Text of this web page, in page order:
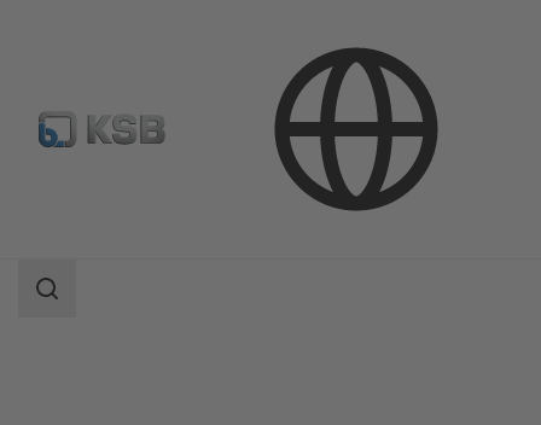
Catálogo de productos
Área